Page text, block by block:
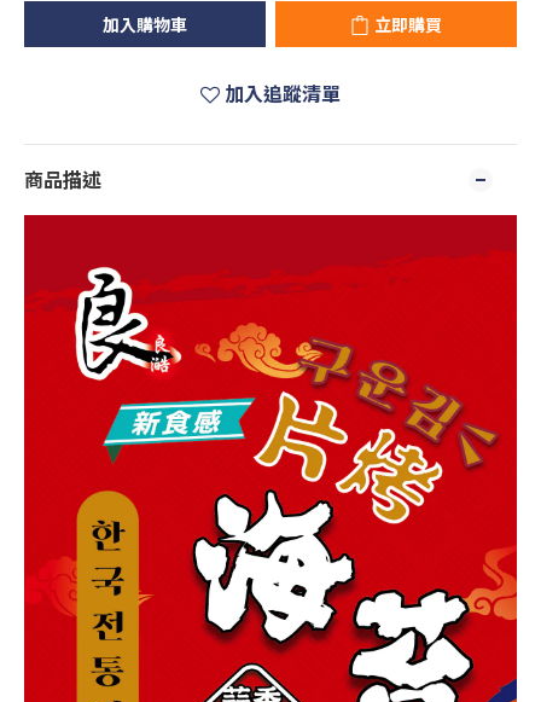
加入購物車 立即購買
加入追蹤清單
商品描述